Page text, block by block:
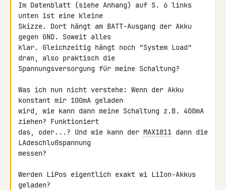
Im Datenblatt (siehe Anhang) auf S. 6 links
unten ist eine kleine
Skizze. Dort hängt am BATT-Ausgang der Akku
gegen GND. Soweit alles
klar. Gleichzeitig hängt noch "System Load"
dran, also praktisch die
Spannungsversorgung für meine Schaltung?
Was ich nun nicht verstehe: Wenn der Akku
konstant mir 100mA geladen
wird, wie kann dann meine Schaltung z.B. 400mA
ziehen? Funktioniert
das, oder...? Und wie kann der MAX1811 dann die
LAdeschlußspannung
messen?
Werden LiPos eigentlich exakt wi LiIon-Akkus
geladen?